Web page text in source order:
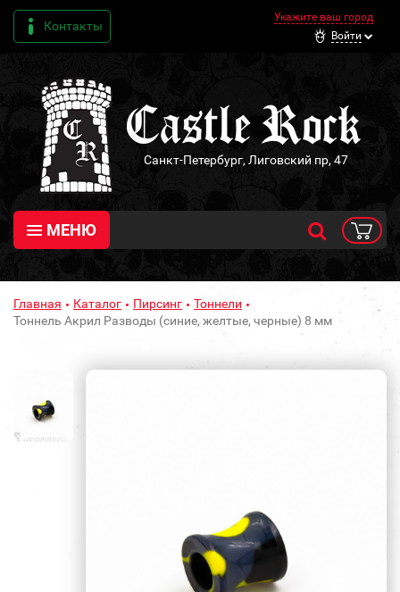
Контакты
Укажите ваш город
Войти
Санкт-Петербург, Лиговский пр, 47
МЕНЮ
Главная Каталог Пирсинг
Тоннели
Тоннель Акрил Разводы (синие, желтые, черные) 8 мм